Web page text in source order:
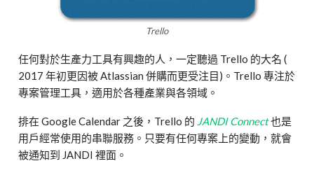
Trello
任何對於生產力工具有興趣的人，一定聽過 Trello 的大名 (
2017 年初更因被 Atlassian 併購而更受注目)。Trello 專注於
專案管理工具，適用於各種產業與各領域。
排在 Google Calendar 之後，Trello 的 JANDI Connect也是
用戶經常使用的串聯服務。只要有任何專案上的變動，就會
被通知到 JANDI 裡面。